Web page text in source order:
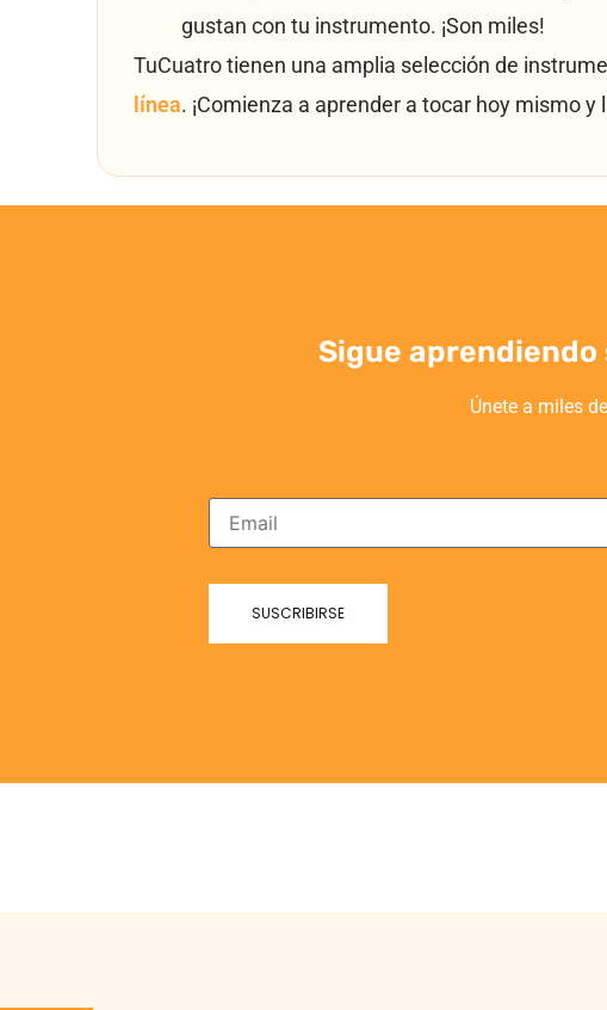
gustan con tu instrumento. ¡Son miles!
TuCuatro tienen una amplia selección de
línea. ¡Comienza a aprender a tocar hoy mismo
Sigue
Únete a miles